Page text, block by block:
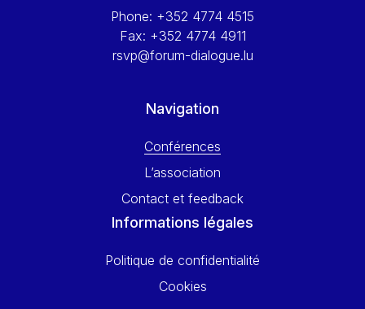
Yossi Beillin
Yves FRANCHET
Phone: +352 4774 4515
Fax: +352 4774 4911
rsvp@forum-dialogue.lu
Navigation
Conférences
L’association
Contact et feedback
Informations légales
Politique de confidentialité
Cookies